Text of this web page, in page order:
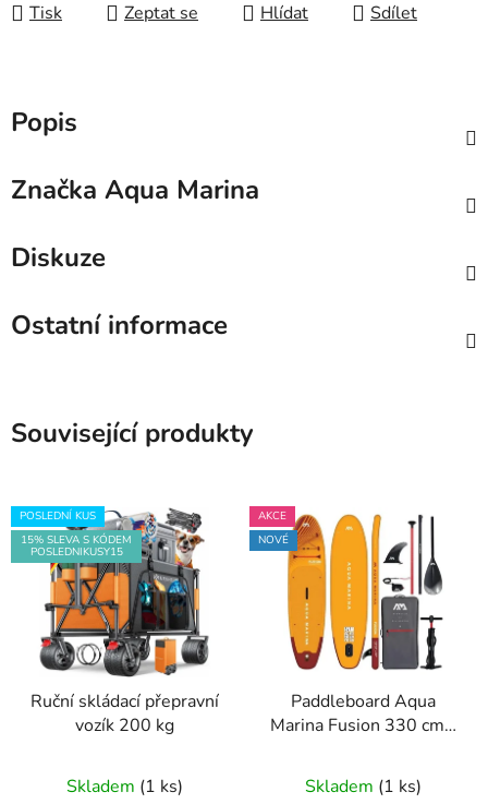
Tisk Zeptat se Hlídat Sdílet
Popis
Značka Aqua Marina
Diskuze
Ostatní informace
Související produkty
POSLEDNÍ KUS
15% SLEVA S KÓDEM
POSLEDNIKUSY15
Ruční skládací přepravní
vozík 200 kg
Skladem (1 ks)
AKCE
NOVÉ
Paddleboard Aqua
Marina Fusion 330 cm -
Skladem (1 ks)